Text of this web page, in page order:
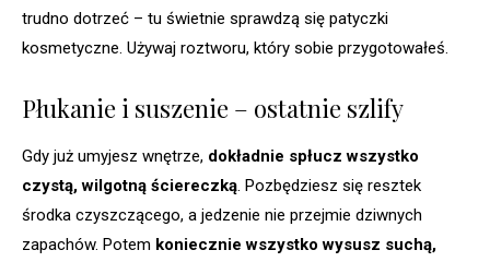
trudno dotrzeć – tu świetnie sprawdzą się patyczki
kosmetyczne. Używaj roztworu, który sobie przygotowałeś.
Płukanie i suszenie – ostatnie szlify
Gdy już umyjesz wnętrze, dokładnie spłucz wszystko
czystą, wilgotną ściereczką. Pozbędziesz się resztek
środka czyszczącego, a jedzenie nie przejmie dziwnych
zapachów. Potem koniecznie wszystko wysusz suchą,